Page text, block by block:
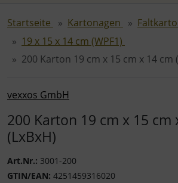
Startseite Kartonagen
19 x 15 x 14 cm (WPF1)
200 Karton 19 cm x 15 cm x 14 cm
vexxos GmbH
200 Karton 19 cm x 15 cm
(LxBxH)
Art.Nr.: 3001-200
GTIN/EAN: 4251459316020